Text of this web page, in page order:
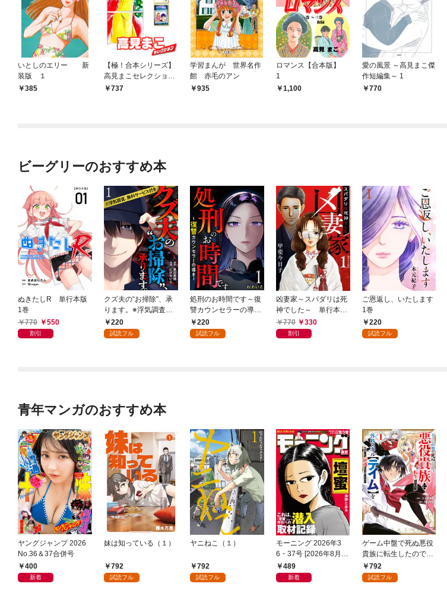
いとしのエリー 新
装版 １
385
【極！合本シリーズ】
高見まこセレクション
1巻737
学習まんが 世界名作
館 赤毛のアン
935
ロマンス【合本版】
1
1,100
愛の風景 ～高見まこ傑
作短編集～ 1
770
ビーグリーのおすすめ本
ぬきたしR 単行本版
1巻
770
550
割引
クズ夫の“お掃除”、承
ります。※浮気調査、
無料サービス付き 1巻
220
試読フル
処刑のお時間です～復
讐カウンセラーの導き
～ 1巻
220
試読フル
凶妻家～スパダリは死
神でした～ 単行本版
1巻770 330
割引
ご恩返し、いたします
1巻
220
試読フル
青年マンガのおすすめ本
ヤングジャンプ 2026
No.36＆37合併号
400
新着
妹は知っている（１）
792
試読フル
ヤニねこ（１）
792
試読フル
モーニング 2026年3
6・37号 [2026年8月6
日発売]
489
新着
ゲーム中盤で死ぬ悪役
貴族に転生したので、
外れスキル【テイム】
を駆使して最強を目指
792
試読フル